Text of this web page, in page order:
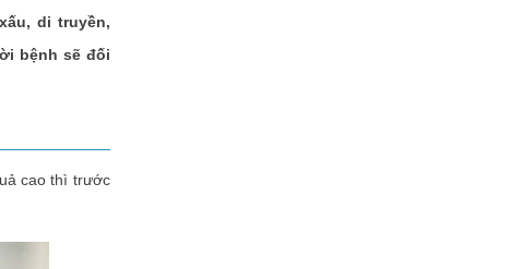
di truyền,
bệnh sẽ đối
cao thì trước